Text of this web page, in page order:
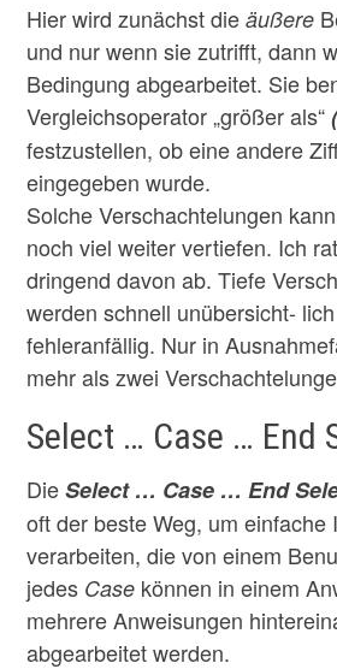
Hier wird zunächst dieäußere
und nur wenn sie zutrifft, dann
Bedingung abgearbeitet. Sie
Vergleichsoperator „größer als“
festzustellen, ob eine andere
eingegeben wurde.
Solche Verschachtelungen
noch viel weiter vertiefen. Ich
dringend davon ab. Tiefe
werden schnell unübersicht-
fehleranfällig. Nur in
mehr als zwei
Select … Case … End
DieSelect … Case … End
oft der beste Weg, um einfache
verarbeiten, die von einem
jedes Case können in einem
mehrere Anweisungen
abgearbeitet werden.